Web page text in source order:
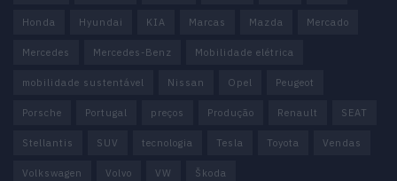
Honda Hyundai KIA Marcas Mazda Mercado
Mercedes Mercedes-Benz Mobilidade elétrica
mobilidade sustentável Nissan Opel Peugeot
Porsche Portugal preços Produção Renault SEAT
Stellantis SUV tecnologia Tesla Toyota Vendas
Volkswagen Volvo VW Škoda